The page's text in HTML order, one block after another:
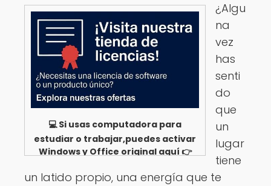
💻 Si usas computadora para
estudiar o trabajar,puedes activar
Windows y Office original aquí 👉
¿Algu
na
vez
has
senti
do
que
un
lugar
tiene
un latido propio, una energía que te